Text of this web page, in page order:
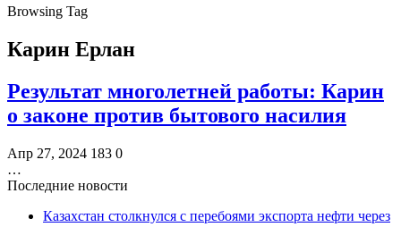
Browsing Tag
Карин Ерлан
Результат многолетней работы: Карин
о законе против бытового насилия
Апр 27, 2024 183 0
…
Последние новости
Казахстан столкнулся с перебоями экспорта нефти через